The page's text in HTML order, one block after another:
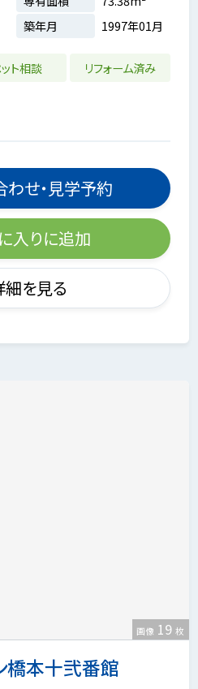
築年月 1997年01月
ト相談
リフォーム済み
わせ・見学予約
入りに追加
細を見る
橋本十弐番館
画像 19 枚